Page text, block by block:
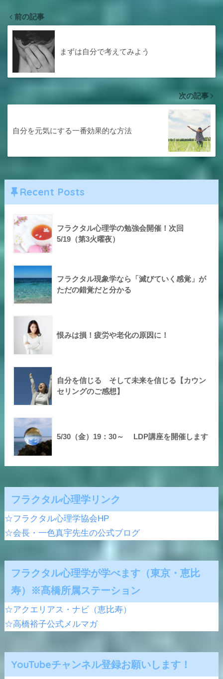
前の記事
まずは自分で考えてみよう
次の記事
自分を元気にする一番効果的な方法
Recent Posts
フラクタル心理学の勉強会開催！次回
5/19（第3火曜夜）
フラクタル現象学なら「滅びていく感覚」が
ただの錯覚だと分かる
恨みは損！疲労や老化の原因に！
自分を信じる そして未来を信じる【カウン
セリングのご感想】
5/30（金）19：30～ LDP講座を開催します
フラクタル心理学リンク
☆フラクタル心理学協会HP
☆会長・一色真宇先生の公式ブログ
フラクタル心理学が学べます（東京・恵比
寿）※髙橋所属ステーション
☆アクエリアス・ナビ（恵比寿）
☆高橋裕子公式メルマガ
YouTubeチャンネル登録お願いします！